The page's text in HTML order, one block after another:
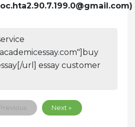
)
url] essay customer
Next »